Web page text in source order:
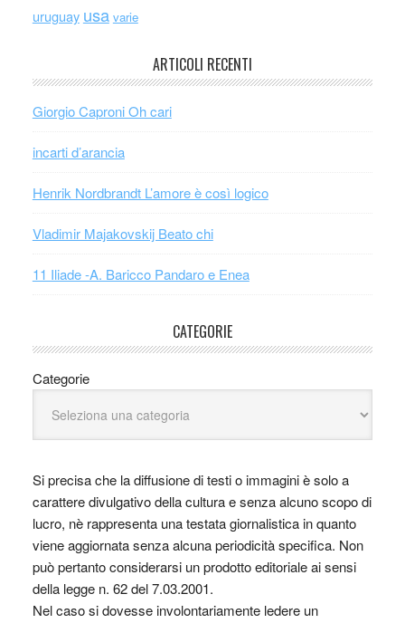
uruguay usa varie
ARTICOLI RECENTI
Giorgio Caproni Oh cari
incarti d’arancia
Henrik Nordbrandt L’amore è così logico
Vladimir Majakovskij Beato chi
11 Iliade -A. Baricco Pandaro e Enea
CATEGORIE
Categorie
Si precisa che la diffusione di testi o immagini è solo a
carattere divulgativo della cultura e senza alcuno scopo di
lucro, nè rappresenta una testata giornalistica in quanto
viene aggiornata senza alcuna periodicità specifica. Non
può pertanto considerarsi un prodotto editoriale ai sensi
della legge n. 62 del 7.03.2001.
Nel caso si dovesse involontariamente ledere un